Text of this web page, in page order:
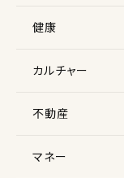
健康
カルチャー
不動産
マネー